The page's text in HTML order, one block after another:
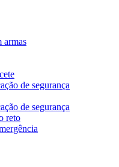
armas
de segurança
de segurança
reto